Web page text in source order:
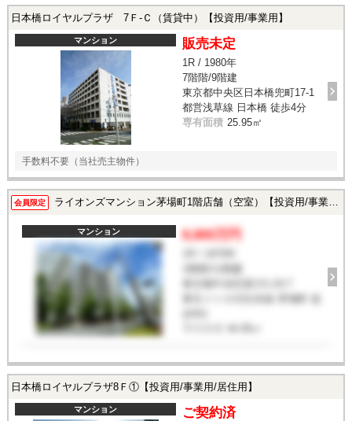
日本橋ロイヤルプラザ 7Ｆ-Ｃ（賃貸中）【投資用/事業用】
マンション 販売未定
1R / 1980年
7階階/9階建
東京都中央区日本橋兜町17-1
都営浅草線 日本橋 徒歩4分
専有面積 25.95㎡
手数料不要（当社売主物件）
会員限定 ライオンズマンション茅場町1階店舗（空室）【投資用/事業用】
マンション 8,800万円
1階階/11階建
東京メトロ日比谷線 茅場町 徒
日本橋ロイヤルプラザ8Ｆ①【投資用/事業用/居住用】
マンション ご契約済